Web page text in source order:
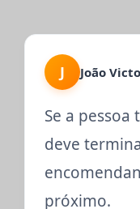
J João
Se a
deve
próximo.